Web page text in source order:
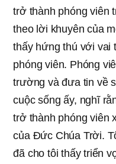
trở thành phóng viên
theo lời khuyên của
thấy hứng thú với vai
phóng viên. Phóng
trường và đưa tin về
cuộc sống ấy, nghĩ
trở thành phóng viên
của Đức Chúa Trời.
đã cho tôi thấy triển